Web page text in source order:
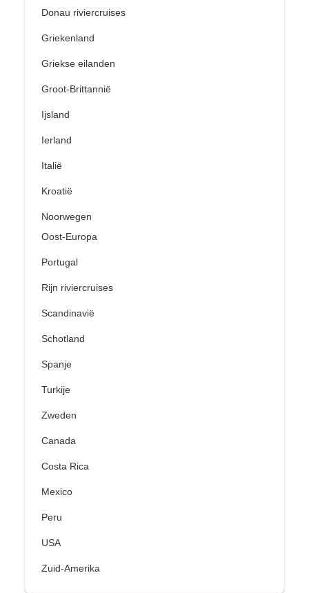
Donau riviercruises
Griekenland
Griekse eilanden
Groot-Brittannië
Ijsland
Ierland
Italië
Kroatië
Noorwegen
Oost-Europa
Portugal
Rijn riviercruises
Scandinavië
Schotland
Spanje
Turkije
Zweden
Canada
Costa Rica
Mexico
Peru
USA
Zuid-Amerika